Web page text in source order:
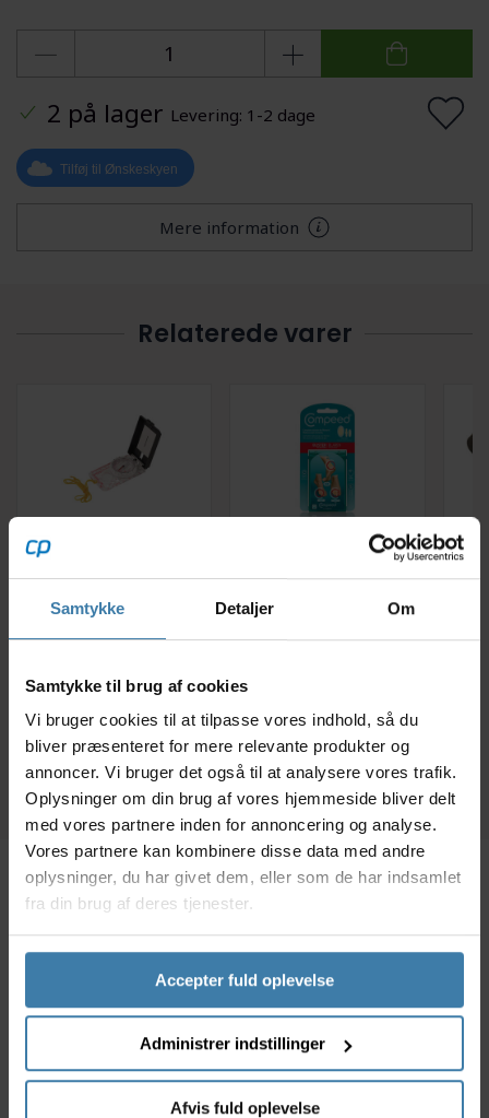
Samtykke Detaljer Om
Samtykke til brug af cookies
Vi bruger cookies til at tilpasse vores indhold, så du
bliver præsenteret for mere relevante produkter og
annoncer. Vi bruger det også til at analysere vores trafik.
Oplysninger om din brug af vores hjemmeside bliver delt
med vores partnere inden for annoncering og analyse.
Vores partnere kan kombinere disse data med andre
oplysninger, du har givet dem, eller som de har indsamlet
fra din brug af deres tjenester.
Accepter fuld oplevelse
Administrer indstillinger
Afvis fuld oplevelse
2 på lager Levering: 1-2 dage
Tilføj til Ønskeskyen
Mere information
Relaterede varer
Kortkompas med
spejl
129,00kr.
+10 på lager
Compeed - Vabel Mix
66,00kr.
Forventet leveringstid:
14 dage
Beskrivelse
Disse Outwell kroge til Hook Track Systemet, er
og flasker op. Materialet er aluminium, og de måler
Fakta